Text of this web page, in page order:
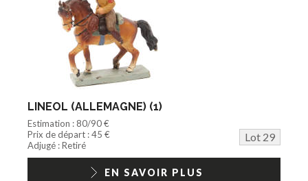
LINEOL (ALLEMAGNE) (1)
Estimation : 80/90 €
Prix de départ : 45 €
Lot 29
Adjugé : Retiré
EN SAVOIR PLUS